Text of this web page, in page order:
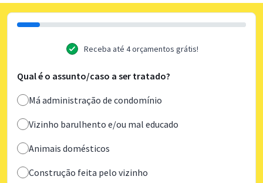
Receba até 4 orçamentos grátis!
Qual é o assunto/caso a ser tratado?
Má administração de condomínio
Vizinho barulhento e/ou mal educado
Animais domésticos
Construção feita pelo vizinho